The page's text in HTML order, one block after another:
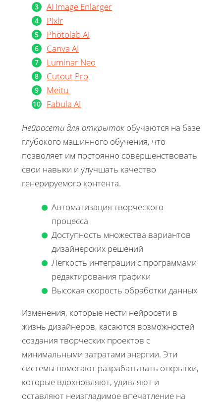
AI Image Enlarger
Pixlr
Photolab AI
Canva AI
Luminar Neo
Cutout Pro
Meitu
Fabula AI
Нейросети для открыток обучаются на базе
глубокого машинного обучения, что
позволяет им постоянно совершенствовать
свои навыки и улучшать качество
генерируемого контента.
Автоматизация творческого
процесса
Доступность множества вариантов
дизайнерских решений
Легкость интеграции с программами
редактирования графики
Высокая скорость обработки данных
Изменения, которые нести нейросети в
жизнь дизайнеров, касаются возможностей
создания творческих проектов с
минимальными затратами энергии. Эти
системы помогают разрабатывать открытки,
которые вдохновляют, удивляют и
оставляют неизгладимое впечатление на